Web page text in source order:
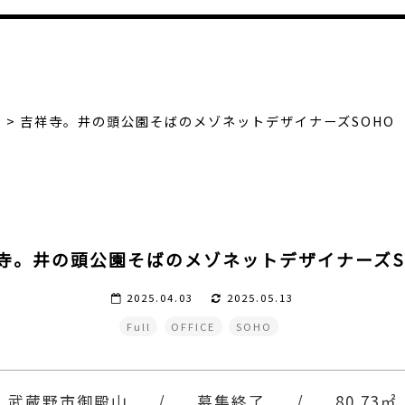
吉祥寺。井の頭公園そばのメゾネットデザイナーズSOHO
。井の頭公園そばのメゾネットデザイナーズ
2025.04.03 2025.05.13
Full OFFICE SOHO